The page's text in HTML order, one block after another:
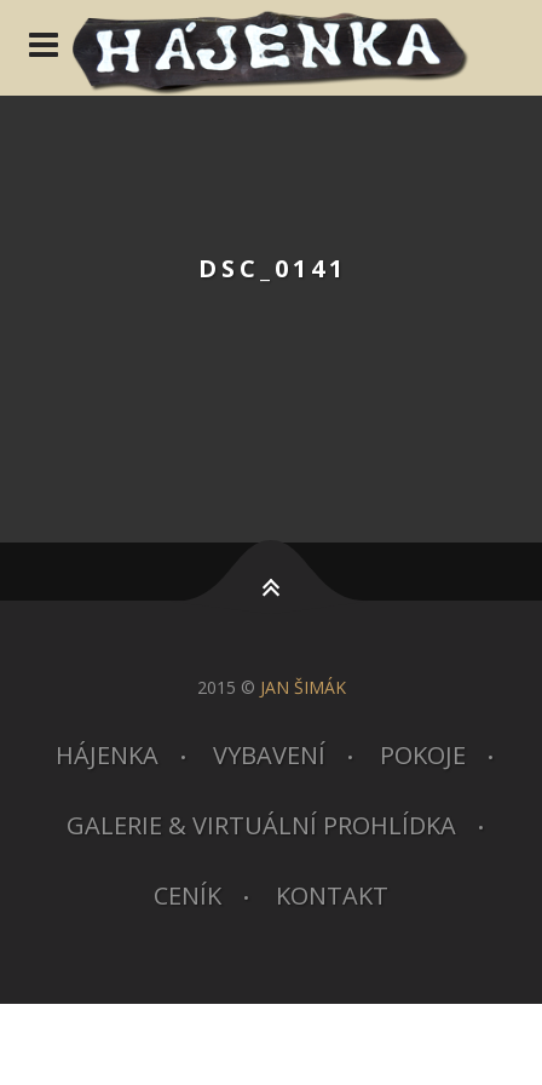
DSC_0141
2015 © JAN ŠIMÁK
HÁJENKA VYBAVENÍ POKOJE
GALERIE & VIRTUÁLNÍ PROHLÍDKA
CENÍK KONTAKT